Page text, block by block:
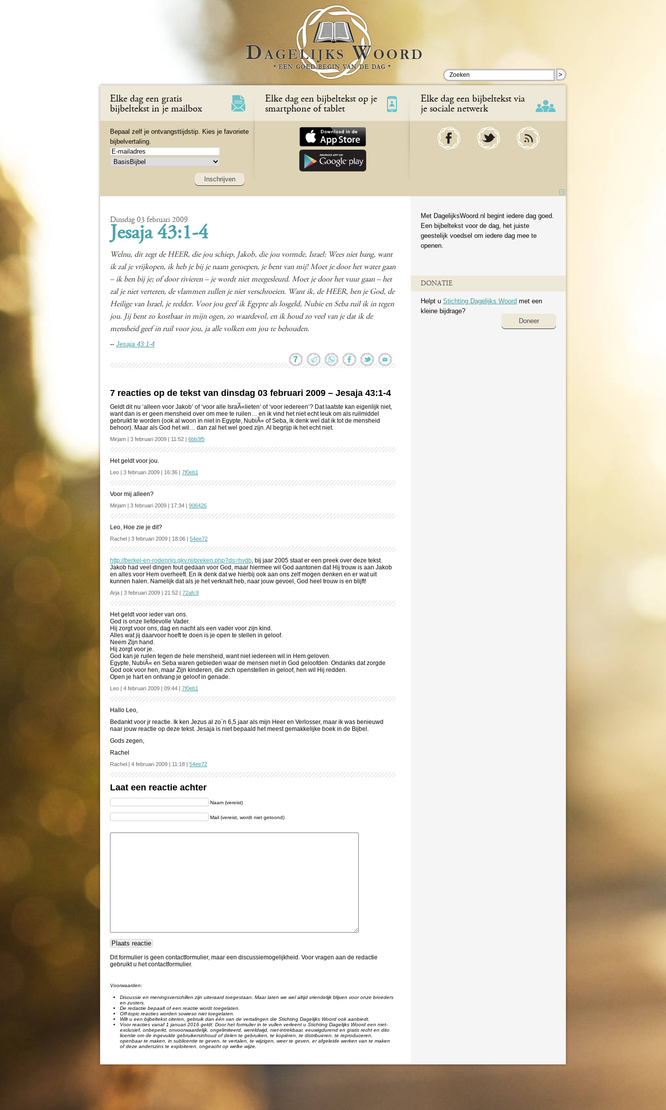
>
Elke dag een gratis
bijbeltekst in je mailbox
Bepaal zelf je ontvangsttijdstip. Kies je favoriete
bijbelvertaling.
Inschrijven
Elke dag een bijbeltekst op je
smartphone of tablet
Elke dag een bijbeltekst via
je sociale netwerk
Dinsdag 03 februari 2009
Jesaja 43:1-4
Welnu, dit zegt de HEER, die jou schiep, Jakob, die jou vormde, Israel: Wees niet bang, want
ik zal je vrijkopen, ik heb je bij je naam geroepen, je bent van mij! Moet je door het water gaan
– ik ben bij je; of door rivieren – je wordt niet meegesleurd. Moet je door het vuur gaan – het
zal je niet verteren, de vlammen zullen je niet verschroeien. Want ik, de HEER, ben je God, de
Heilige van Israel, je redder. Voor jou geef ik Egypte als losgeld, Nubie en Seba ruil ik in tegen
jou. Jij bent zo kostbaar in mijn ogen, zo waardevol, en ik houd zo veel van je dat ik de
mensheid geef in ruil voor jou, ja alle volken om jou te behouden.
-- Jesaja 43:1-4
7
7 reacties op de tekst van dinsdag 03 februari 2009 – Jesaja 43:1-4
Geldt dit nu ‘alleen voor Jakob’ of ‘voor alle IsraÃ«lieten’ of ‘voor iedereen’? Dat laatste kan eigenlijk niet,
want dan is er geen mensheid over om mee te ruilen… en ik vind het niet echt leuk om als ruilmiddel
gebruikt te worden (ook al woon in niet in Egypte, NubiÃ« of Seba, ik denk wel dat ik tot de mensheid
behoor). Maar als God het wil… dan zal het wel goed zijn. Al begrijp ik het echt niet.
Mirjam | 3 februari 2009 | 11:52 | 6bb3f5
Het geldt voor jou.
Leo | 3 februari 2009 | 16:36 | 7f0eb1
Voor mij alleen?
Mirjam | 3 februari 2009 | 17:34 | 906426
Leo, Hoe zie je dit?
Rachel | 3 februari 2009 | 18:06 | 54ee72
http://berkel-en-rodenrijs.gkv.nl/preken.php?ds=hvdb, bij jaar 2005 staat er een preek over deze tekst.
Jakob had veel dingen fout gedaan voor God, maar hiermee wil God aantonen dat Hij trouw is aan Jakob
en alles voor Hem overheeft. En ik denk dat we hierbij ook aan ons zelf mogen denken en er wat uit
kunnen halen. Namelijk dat als je het verknalt heb, naar jouw gevoel, God heel trouw is en blijft!
Arja | 3 februari 2009 | 21:52 | 72afc9
Het geldt voor ieder van ons.
God is onze liefdevolle Vader.
Hij zorgt voor ons, dag en nacht als een vader voor zijn kind.
Alles wat jij daarvoor hoeft te doen is je open te stellen in geloof.
Neem Zijn hand.
Hij zorgt voor je.
God kan je ruilen tegen de hele mensheid, want niet iedereen wil in Hem geloven.
Egypte, NubiÃ« en Seba waren gebieden waar de mensen niet in God geloofden. Ondanks dat zorgde
God ook voor hen, maar Zijn kinderen, die zich openstellen in geloof, hen wil Hij redden.
Open je hart en ontvang je geloof in genade.
Leo | 4 februari 2009 | 09:44 | 7f0eb1
Hallo Leo,
Bedankt voor jr reactie. Ik ken Jezus al zo`n 6,5 jaar als mijn Heer en Verlosser, maar ik was benieuwd
naar jouw reactie op deze tekst. Jesaja is niet bepaald het meest gemakkelijke boek in de Bijbel.
Gods zegen,
Rachel
Rachel | 4 februari 2009 | 11:18 | 54ee72
Laat een reactie achter
Naam (vereist)
Mail (vereist, wordt niet getoond)
Dit formulier is geen contactformulier, maar een discussiemogelijkheid. Voor vragen aan de redactie
gebruikt u het contactformulier.
Voorwaarden:
Discussie en meningsverschillen zijn uiteraard toegestaan. Maar laten we wel altijd vriendelijk blijven voor onze broeders
en zusters.
De redactie bepaalt of een reactie wordt toegelaten.
Off-topic reacties worden sowieso niet toegelaten.
Wilt u een bijbeltekst citeren, gebruik dan één van de vertalingen die Stichting Dagelijks Woord ook aanbiedt.
Voor reacties vanaf 1 januari 2016 geldt: Door het formulier in te vullen verleent u Stichting Dagelijks Woord een niet-
exclusief, onbeperkt, onvoorwaardelijk, ongelimiteerd, wereldwijd, niet-intrekbaar, eeuwigdurend en gratis recht en dito
licentie om de ingevulde gebruikersinhoud of delen te gebruiken, te kopiëren, te distribueren, te reproduceren,
openbaar te maken, in sublicentie te geven, te vertalen, te wijzigen, weer te geven, er afgeleide werken van te maken
of deze anderszins te exploiteren, ongeacht op welke wijze.
Met DagelijksWoord.nl begint iedere dag goed.
Een bijbeltekst voor de dag, het juiste
geestelijk voedsel om iedere dag mee te
openen.
DONATIE
Helpt u Stichting Dagelijks Woord met een
kleine bijdrage?
Doneer